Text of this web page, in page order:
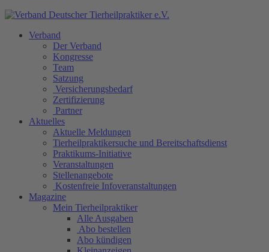
Verband
Der Verband
Kongresse
Team
Satzung
Versicherungsbedarf
Zertifizierung
Partner
Aktuelles
Aktuelle Meldungen
Tierheilpraktikersuche und Bereitschaftsdienst
Praktikums-Initiative
Veranstaltungen
Stellenangebote
Kostenfreie Infoveranstaltungen
Magazine
Mein Tierheilpraktiker
Alle Ausgaben
Abo bestellen
Abo kündigen